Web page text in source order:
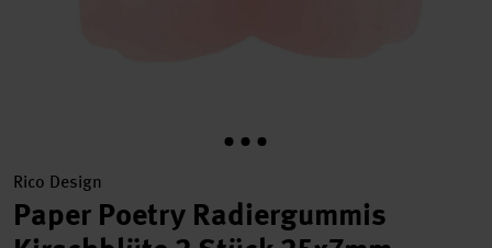
Rico Design
Paper Poetry Radiergummis